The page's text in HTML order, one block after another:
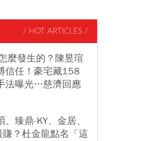
/ HOT ARTICLES /
麼發生的？陳昱瑄
信任！豪宅藏158
法曝光…慈濟回應
臻鼎-KY、金居、
賺？杜金龍點名「這